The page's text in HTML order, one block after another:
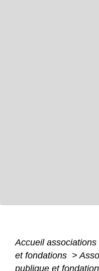
Accueil associations
et fondations >
publique et